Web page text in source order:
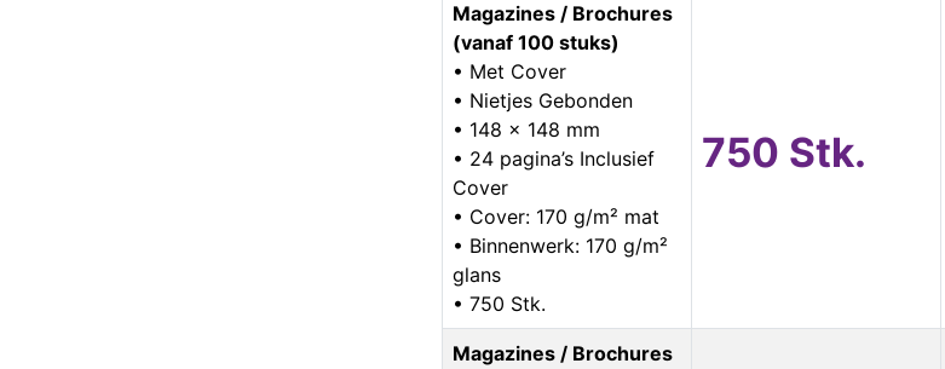
Magazines / Brochures
(vanaf 100 stuks)
• Met Cover
• Nietjes Gebonden
• 148 x 148 mm
• 24 pagina’s Inclusief
Cover
• Cover: 170 g/m² mat
• Binnenwerk: 170 g/m²
glans
• 750 Stk.
750 Stk.
Magazines / Brochures